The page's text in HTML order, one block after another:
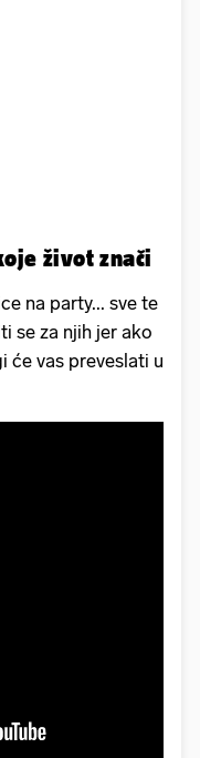
život znači
na party... sve te
se za njih jer ako
će vas preveslati u